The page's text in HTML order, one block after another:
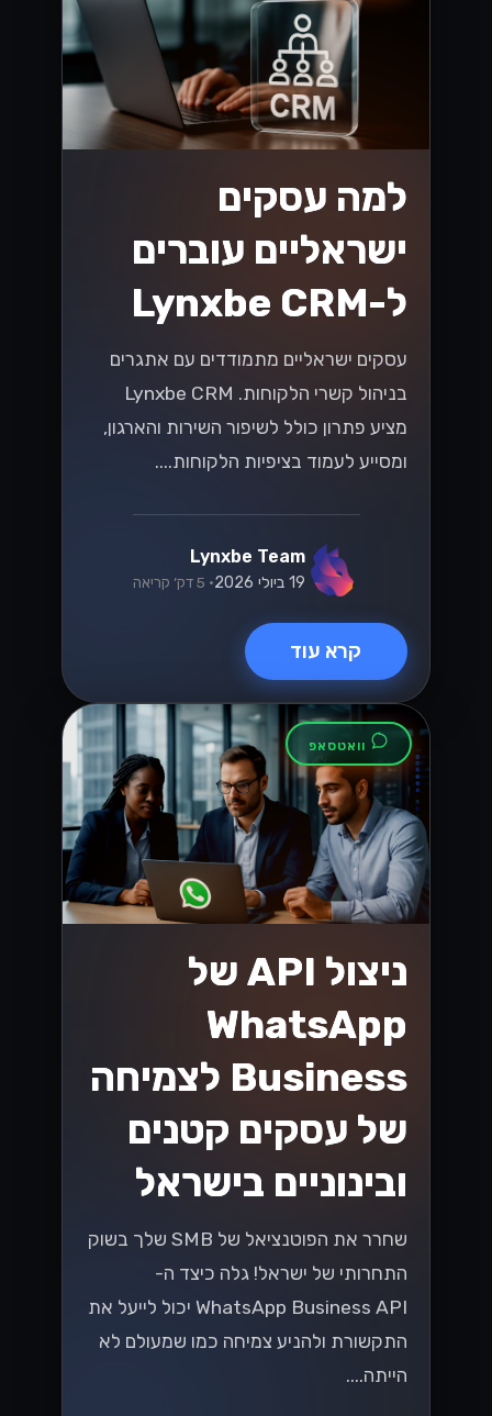
למה עסקים
ישראליים עוברים
ל-Lynxbe CRM
עסקים ישראליים מתמודדים עם אתגרים
בניהול קשרי הלקוחות. Lynxbe CRM
מציע פתרון כולל לשיפור השירות והארגון,
ומסייע לעמוד בציפיות הלקוחות....
Lynxbe Team
19 ביולי 2026 • 5 דק׳ קריאה
קרא עוד
וואטסאפ
ניצול API של
WhatsApp
Business לצמיחה
של עסקים קטנים
ובינוניים בישראל
שחרר את הפוטנציאל של SMB שלך בשוק
התחרותי של ישראל! גלה כיצד ה-
WhatsApp Business API יכול לייעל את
התקשורת ולהניע צמיחה כמו שמעולם לא
הייתה....